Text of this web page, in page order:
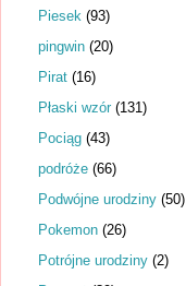
Piesek (93)
pingwin (20)
Pirat (16)
Płaski wzór (131)
Pociąg (43)
podróże (66)
Podwójne urodziny (50)
Pokemon (26)
Potrójne urodziny (2)